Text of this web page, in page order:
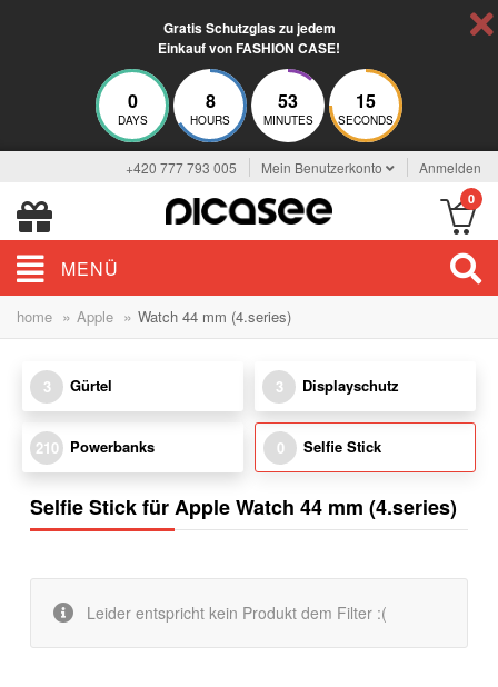
Gratis Schutzglas zu jedem
Einkauf von FASHION CASE!
0
DAYS
8
HOURS
53
MINUTES
15
SECONDS
+420 777 793 005 Mein Benutzerkonto Anmelden
0
MENÜ
home » Apple » Watch 44 mm (4.series)
3 Gürtel 3 Displayschutz
210 Powerbanks 0 Selfie Stick
Selfie Stick für Apple Watch 44 mm (4.series)
Leider entspricht kein Produkt dem Filter :(